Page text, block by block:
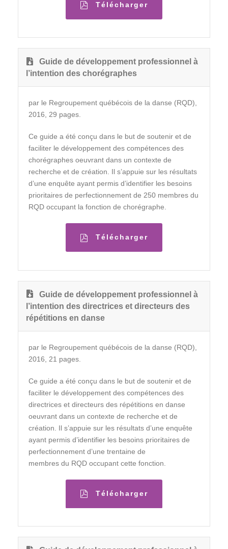
Télécharger
Guide de développement professionnel à
l’intention des chorégraphes
par le Regroupement québécois de la danse (RQD),
2016, 29 pages.
Ce guide a été conçu dans le but de soutenir et de
faciliter le développement des compétences des
chorégraphes oeuvrant dans un contexte de
recherche et de création. Il s’appuie sur les résultats
d’une enquête ayant permis d’identifier les besoins
prioritaires de perfectionnement de 250 membres du
RQD occupant la fonction de chorégraphe.
Télécharger
Guide de développement professionnel à
l’intention des directrices et directeurs des
répétitions en danse
par le Regroupement québécois de la danse (RQD),
2016, 21 pages.
Ce guide a été conçu dans le but de soutenir et de
faciliter le développement des compétences des
directrices et directeurs des répétitions en danse
oeuvrant dans un contexte de recherche et de
création. Il s’appuie sur les résultats d’une enquête
ayant permis d’identifier les besoins prioritaires de
perfectionnement d’une trentaine de
membres du RQD occupant cette fonction.
Télécharger